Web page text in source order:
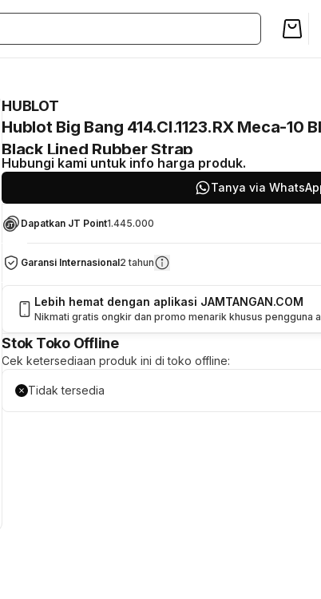
HUBLOT
Hublot Big Bang 414.CI.1123.RX Meca-10
Black Lined Rubber Strap
Hubungi kami untuk info harga produk.
Tanya via
Dapatkan JT Point1.445.000
Garansi Internasional2 tahun
Lebih hemat dengan aplikasi JAMTANGAN.COM
Nikmati gratis ongkir dan promo menarik khusus pengguna
Stok Toko Offline
Cek ketersediaan produk ini di toko offline:
Tidak tersedia